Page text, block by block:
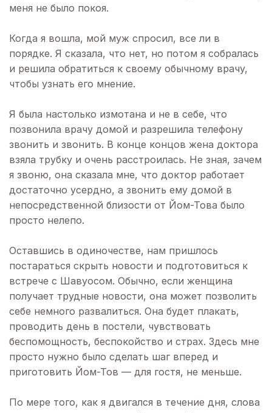
меня не было покоя.
Когда я вошла, мой муж спросил, все ли в
порядке. Я сказала, что нет, но потом я собралась
и решила обратиться к своему обычному врачу,
чтобы узнать его мнение.
Я была настолько измотана и не в себе, что
позвонила врачу домой и разрешила телефону
звонить и звонить. В конце концов жена доктора
взяла трубку и очень расстроилась. Не зная, зачем
я звоню, она сказала мне, что доктор работает
достаточно усердно, а звонить ему домой в
непосредственной близости от Йом-Това было
просто нелепо.
Оставшись в одиночестве, нам пришлось
постараться скрыть новости и подготовиться к
встрече с Шавуосом. Обычно, если женщина
получает трудные новости, она может позволить
себе немного развалиться. Она будет плакать,
проводить день в постели, чувствовать
беспомощность, беспокойство и страх. Здесь мне
просто нужно было сделать шаг вперед и
приготовить Йом-Тов — для гостя, не меньше.
По мере того, как я двигался в течение дня, слова